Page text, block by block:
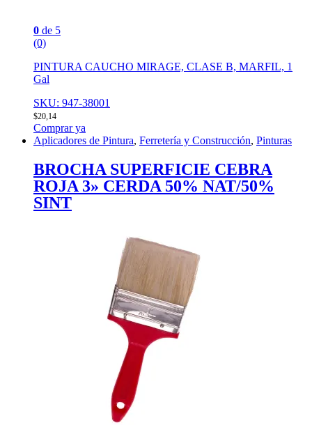
0 de 5
(0)
PINTURA CAUCHO MIRAGE, CLASE B, MARFIL, 1
Gal
SKU: 947-38001
$20,14
Comprar ya
Aplicadores de Pintura, Ferretería y Construcción, Pinturas
BROCHA SUPERFICIE CEBRA
ROJA 3» CERDA 50% NAT/50%
SINT